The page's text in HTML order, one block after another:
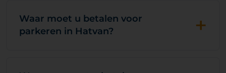
Waar moet u betalen voor
parkeren in Hatvan?
+